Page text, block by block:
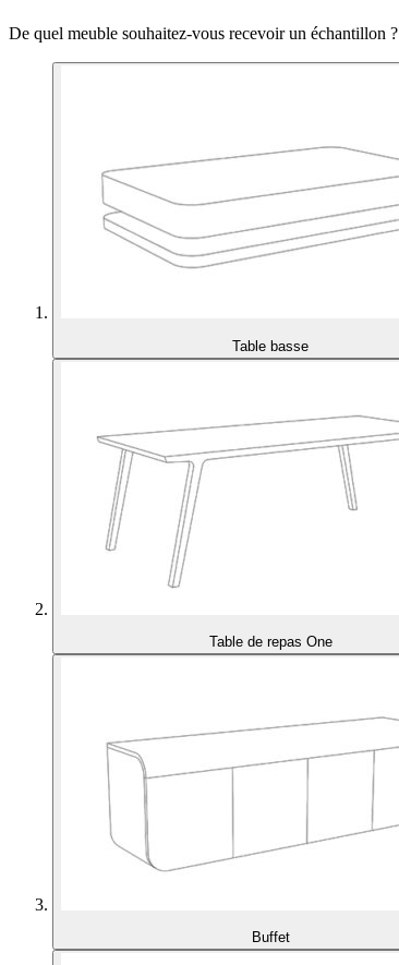
De quel meuble souhaitez-vous recevoir un échantillon ?
Table basse
Table de repas One
Buffet